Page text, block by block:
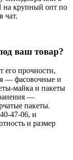
на крупный опт по
чат.
ваш товар?
его прочности,
— фасовочные и
майка и пакеты
—
пакеты.
47-06, и
и размер